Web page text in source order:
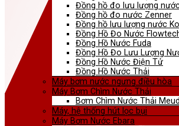
Đồng hồ đo lưu lượng
Đồng hồ đo nước Zenner
Đồng hồ lưu lượng nước
Đồng Hồ Đo Nước
Đồng Hồ Nước Fuda
Đồng Hồ Đo Lưu Lượng
Đồng Hồ Nước Điện Tử
Đồng Hồ Nước Thải
Máy bơm nước ngưng điều hòa
Máy Bơm Chìm Nước Thải
Bơm Chìm Nước Thải
Máy, hệ thống hút lọc bụi
Máy Bơm Nước Ebara